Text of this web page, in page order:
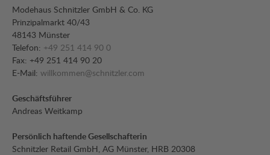
Modehaus Schnitzler GmbH & Co. KG
Prinzipalmarkt 40/43
48143 Münster
Telefon: +49 251 414 90 0
Fax: +49 251 414 90 20
E-Mail: willkommen@schnitzler.com
Geschäftsführer
Andreas Weitkamp
Persönlich haftende Gesellschafterin
Schnitzler Retail GmbH, AG Münster, HRB 20308